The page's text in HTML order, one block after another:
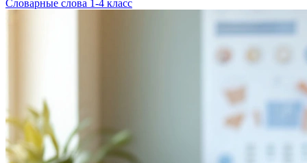
Словарные слова 1-4 класс